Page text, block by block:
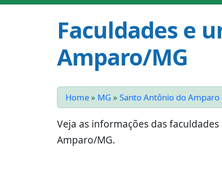
Faculdades e
Amparo/MG
Home » MG » Santo Antônio do Amparo
Veja as informações das
Amparo/MG.